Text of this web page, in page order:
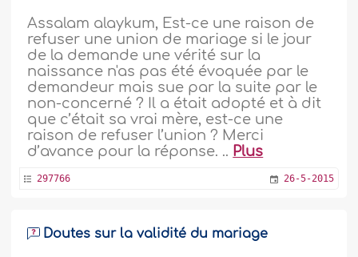
Assalam alaykum, Est-ce une raison de
refuser une union de mariage si le jour
de la demande une vérité sur la
naissance n'as pas été évoquée par le
demandeur mais sue par la suite par le
non-concerné ? Il a était adopté et à dit
que c’était sa vrai mère, est-ce une
raison de refuser l’union ? Merci
d’avance pour la réponse. .. Plus
297766 26-5-2015
Doutes sur la validité du mariage